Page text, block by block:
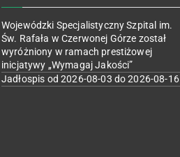
Wojewódzki Specjalistyczny Szpital im.
Św. Rafała w Czerwonej Górze został
wyróżniony w ramach prestiżowej
inicjatywy „Wymagaj Jakości”
Jadłospis od 2026-08-03 do 2026-08-16